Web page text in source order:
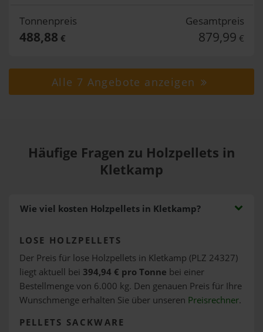
Tonnenpreis
488,88 €
Gesamtpreis
879,99 €
Alle 7 Angebote anzeigen
Häufige Fragen zu Holzpellets in
Kletkamp
Wie viel kosten Holzpellets in Kletkamp?
LOSE HOLZPELLETS
Der Preis für lose Holzpellets in Kletkamp (PLZ 24327)
liegt aktuell bei 394,94 € pro Tonne bei einer
Bestellmenge von 6.000 kg. Den genauen Preis für Ihre
Wunschmenge erhalten Sie über unseren Preisrechner.
PELLETS SACKWARE